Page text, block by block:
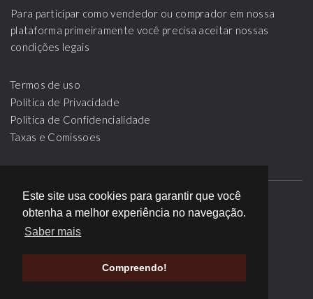
Este site usa cookies para garantir que você
obtenha a melhor experiência no navegação.
Saber mais
Compreendo!
Para participar como vendedor ou comprador em nossa
plataforma primeiramente você precisa aceitar nossas
condições legais
Termos de uso
Política de Privacidade
Política de Confidencialidade
Taxas e Comissoes
SOBRE LEILÕES BLOG
PARCEIROS
PERGUNTAS FREQUENTES
2026Todos os Direitos Reservados